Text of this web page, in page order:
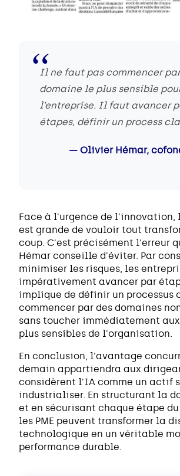
Il ne faut pas commencer
domaine le plus sensible
l’entreprise. Il faut avancer
étapes, définir un process
Olivier Hémar,
Face à l'urgence de
est grande de vouloir tout
coup. C'est précisément l'erreur
Hémar conseille d'éviter. Par
minimiser les risques, les
impérativement avancer par
implique de définir un processus
commencer par des domaines
sans toucher immédiatement
plus sensibles de l'organisation.
En conclusion, l'avantage
demain appartiendra aux
considèrent l'IA comme un actif
industrialiser. En structurant la
et en sécurisant chaque étape
les PME peuvent transformer la
technologique en un véritable
performance durable.